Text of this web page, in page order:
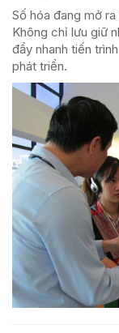
Số hóa đang mở
Không chỉ lưu giữ
đẩy nhanh tiến
phát triển.